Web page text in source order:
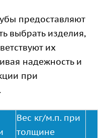
предоставляют
выбрать изделия,
их
надежность и
при
Вес кг/м.п. при
толщине